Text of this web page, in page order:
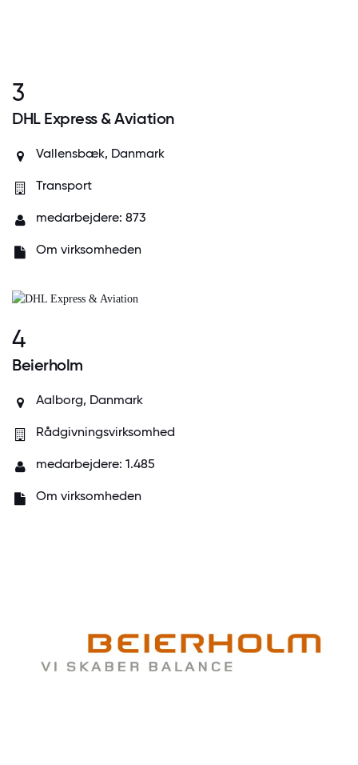
3
DHL Express & Aviation
Vallensbæk, Danmark
Transport
medarbejdere: 873
Om virksomheden
4
Beierholm
Aalborg, Danmark
Rådgivningsvirksomhed
medarbejdere: 1.485
Om virksomheden